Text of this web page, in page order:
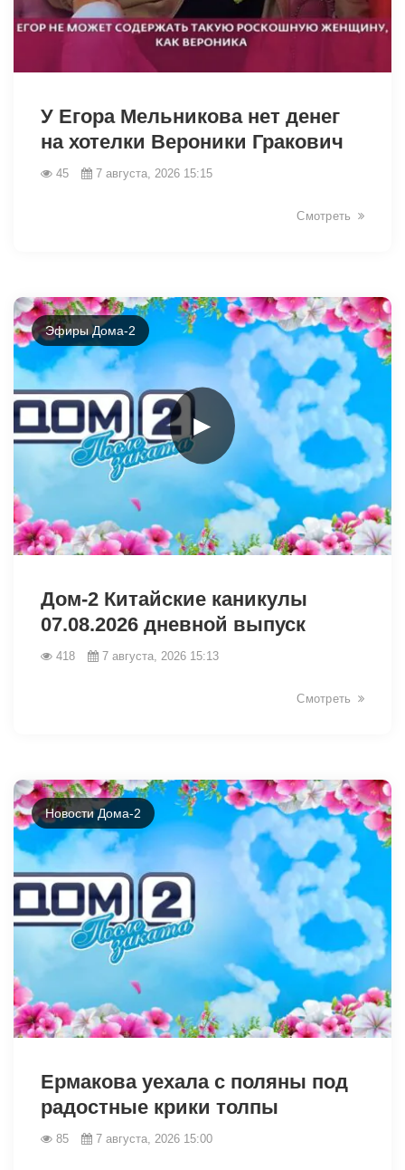
У Егора Мельникова нет денег
на хотелки Вероники Гракович
45 7 августа, 2026 15:15
Смотреть
►
Эфиры Дома-2
Дом-2 Китайские каникулы
07.08.2026 дневной выпуск
418 7 августа, 2026 15:13
Смотреть
Новости Дома-2
Ермакова уехала с поляны под
радостные крики толпы
85 7 августа, 2026 15:00